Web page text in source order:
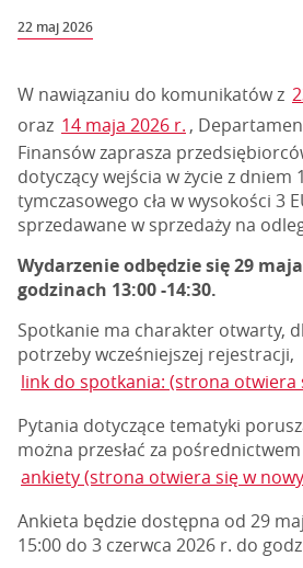
22 maj 2026
W nawiązaniu do komunikatów z
oraz 14 maja 2026 r. ,
Finansów zaprasza
dotyczący wejścia w życie z dniem
tymczasowego cła w wysokości 3
sprzedawane w sprzedaży na
Wydarzenie odbędzie się 29
godzinach 13:00 -14:30.
Spotkanie ma charakter otwarty,
potrzeby wcześniejszej rejestracji,
link do spotkania: (strona otwiera
Pytania dotyczące tematyki
można przesłać za pośrednictwem
ankiety (strona otwiera się w
Ankieta będzie dostępna od 29
15:00 do 3 czerwca 2026 r. do